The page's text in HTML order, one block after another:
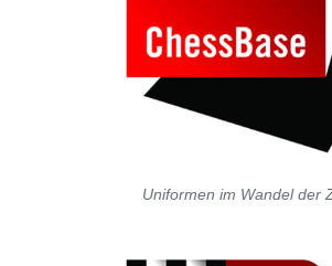
Uniformen im Wandel der